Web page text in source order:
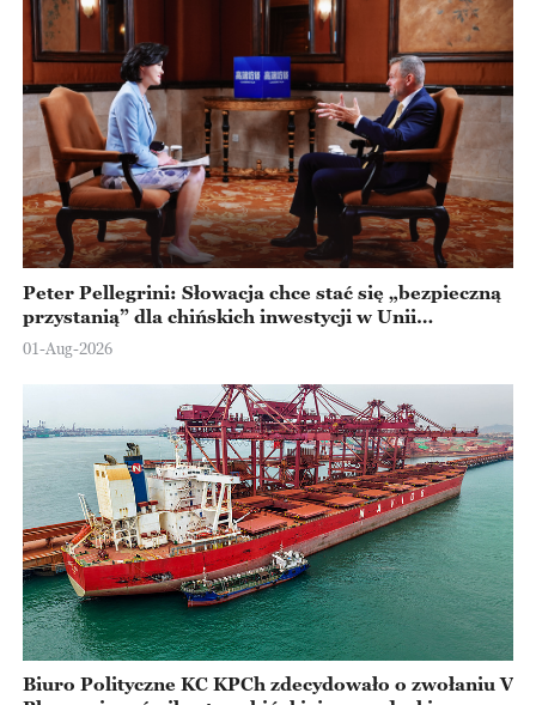
Peter Pellegrini: Słowacja chce stać się „bezpieczną
przystanią” dla chińskich inwestycji w Unii
Europejskiej
01-Aug-2026
Biuro Polityczne KC KPCh zdecydowało o zwołaniu V